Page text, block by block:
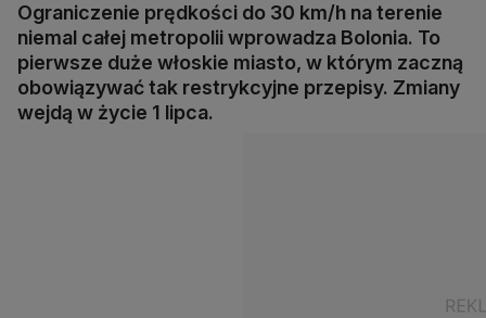
Ograniczenie prędkości do 30 km/h na terenie
niemal całej metropolii wprowadza Bolonia. To
pierwsze duże włoskie miasto, w którym zaczną
obowiązywać tak restrykcyjne przepisy. Zmiany
wejdą w życie 1 lipca.